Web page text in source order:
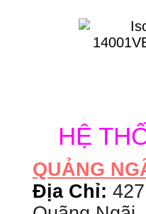
HỆ
QUẢNG
Địa Chỉ: